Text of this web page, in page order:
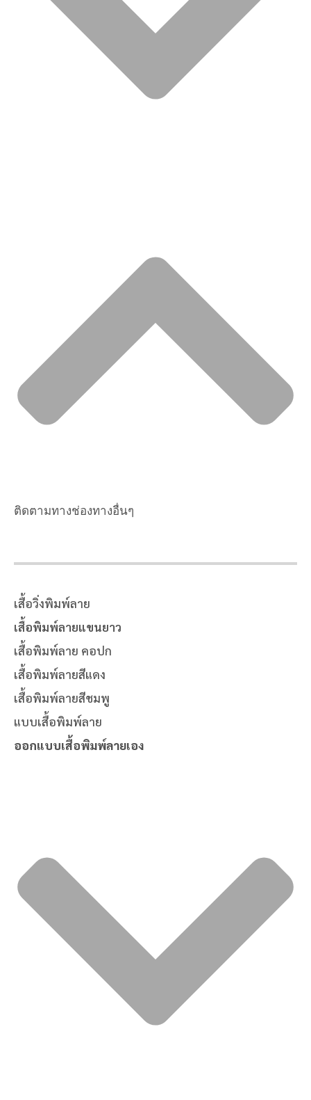
ติดตามทางช่องทางอื่นๆ
เสื้อวิ่งพิมพ์ลาย
เสื้อพิมพ์ลายแขนยาว
เสื้อพิมพ์ลาย คอปก
เสื้อพิมพ์ลายสีแดง
เสื้อพิมพ์ลายสีชมพู
แบบเสื้อพิมพ์ลาย
ออกแบบเสื้อพิมพ์ลายเอง